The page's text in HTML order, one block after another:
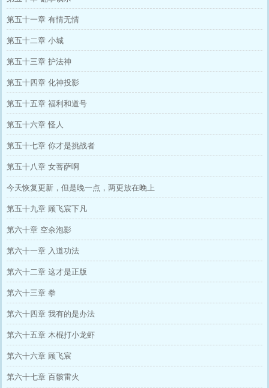
第五十一章 有情无情
第五十二章 小城
第五十三章 护法神
第五十四章 化神投影
第五十五章 福利和道号
第五十六章 怪人
第五十七章 你才是挑战者
第五十八章 女菩萨啊
今天恢复更新，但是晚一点，两更放在晚上
第五十九章 顾飞宸下凡
第六十章 空余泡影
第六十一章 入道功法
第六十二章 这才是正版
第六十三章 拳
第六十四章 我有的是办法
第六十五章 木棍打小龙虾
第六十六章 顾飞宸
第六十七章 百骸雷火